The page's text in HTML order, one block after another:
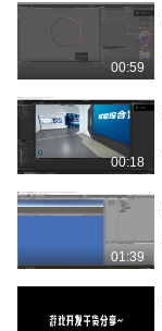
00:59
00:18
01:39